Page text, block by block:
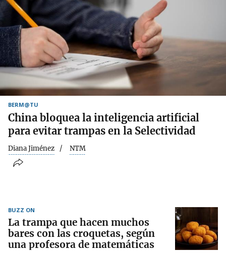
BERM@TU
China bloquea la inteligencia artificial
para evitar trampas en la Selectividad
Diana Jiménez NTM
BUZZ ON
La trampa que hacen muchos
bares con las croquetas, según
una profesora de matemáticas